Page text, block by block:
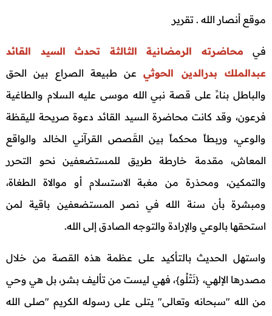
موقع أنصار الله . تقرير
فيمحاضرته الرمضانية الثالثة تحدث السيد القائد
عبدالملك بدرالدين الحوثيعن طبيعة الصراع بين الحق
والباطل بناءً على قصة نبي الله موسى عليه السلام والطاغية
فرعون، وقد كانت محاضرة السيد القائد دعوة صريحة لليقظة
والوعي، وربطاً محكماً بين القَصص القرآني الخالد والواقع
المعاش، مقدمة خارطة طريق للمستضعفين نحو التحرر
والتمكين، ومحذرة من مغبة الاستسلام أو موالاة الطغاة،
ومبشرة بأن سنة الله في نصر المستضعفين باقية لمن
استحقها بالوعي والإرادة والتوجه الصادق إلى الله.
واستهل الحديث بالتأكيد على عظمة هذه القصة من خلال
مصدرها الإلهي، {نَتْلُو}، فهي ليست من تأليف بشر، بل هي وحي
من الله "سبحانه وتعالى" يتلى على رسوله الكريم "صلى الله